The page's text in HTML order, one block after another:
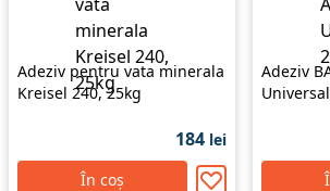
Adeziv pentru vata minerala
Kreisel 240, 25kg
184 lei
În coș
Adeziv